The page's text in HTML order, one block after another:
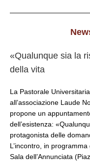
«Qualunque sia la
della vita
La Pastorale
all’associazione Laude
propone un
dell’esistenza:
protagonista delle
L’incontro, in
Sala dell’Annunciata